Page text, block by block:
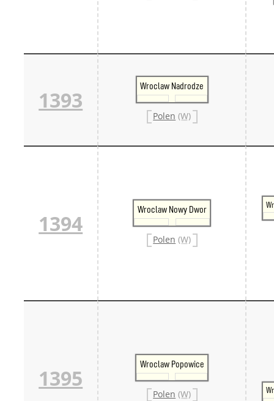
1393
Wroclaw Nadrodze
Polen (W)
1394
Wroclaw Nowy Dwor
Polen (W)
1395
Wroclaw Popowice
Polen (W)